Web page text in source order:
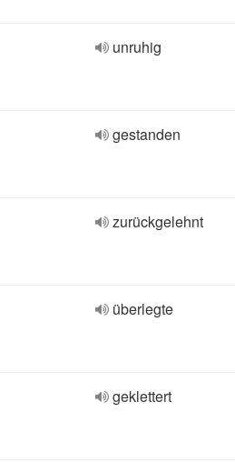
unruhig
gestanden
zurückgelehnt
überlegte
geklettert